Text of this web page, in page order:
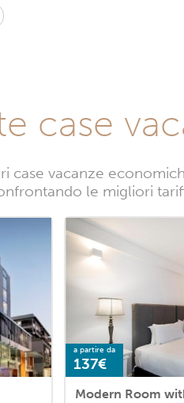
case
case vacanze
le migliori
a partire da
137€